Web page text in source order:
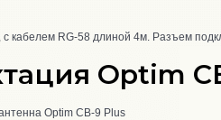
с кабелем RG-58 длиной 4м. Разъем
Optim
Optim CB-9 Plus